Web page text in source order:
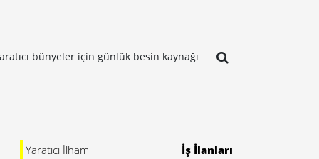
bünyeler için günlük besin kaynağı
Yaratıcı İlham İş İlanları